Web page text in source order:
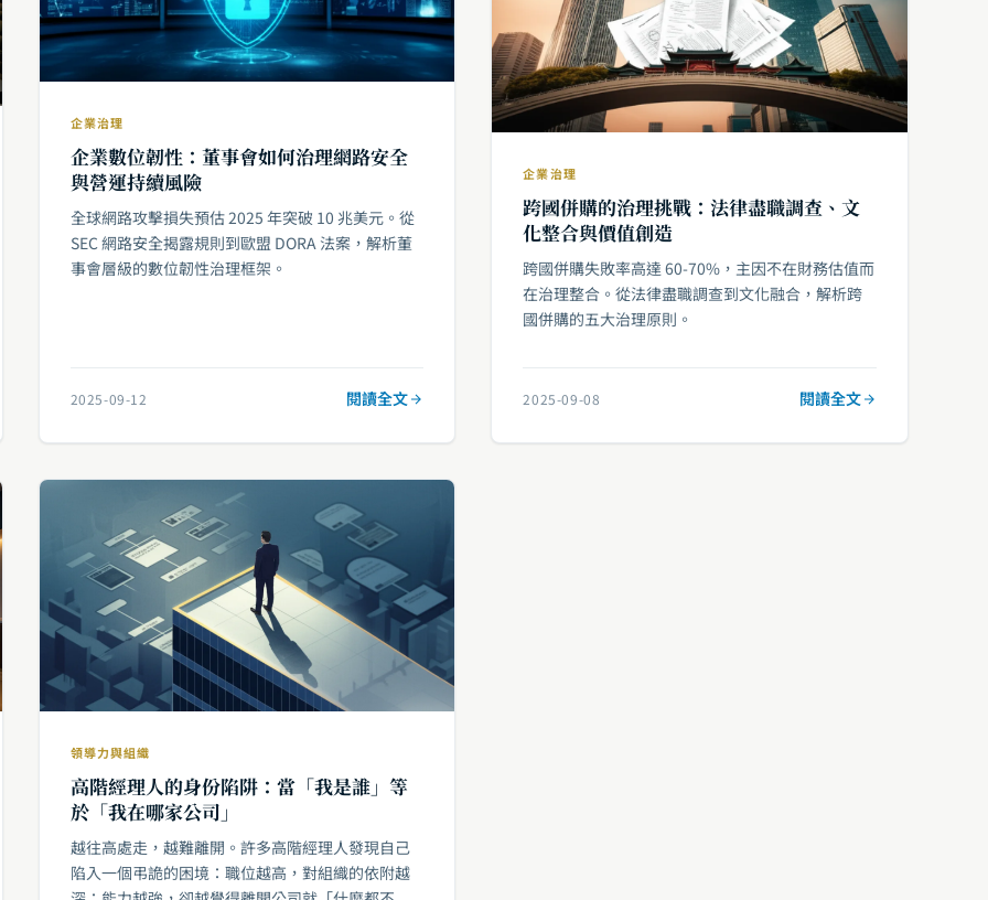
企業治理
企業數位韌性：董事會如何治理網路安全
與營運持續風險
全球網路攻擊損失預估 2025 年突破 10 兆美元。從
SEC 網路安全揭露規則到歐盟 DORA 法案，解析董
事會層級的數位韌性治理框架。
2025-09-12 閱讀全文
企業治理
跨國併購的治理挑戰：法律盡職調查、文
化整合與價值創造
跨國併購失敗率高達 60-70%，主因不在財務估值而
在治理整合。從法律盡職調查到文化融合，解析跨
國併購的五大治理原則。
2025-09-08 閱讀全文
領導力與組織
高階經理人的身份陷阱：當「我是誰」等
於「我在哪家公司」
越往高處走，越難離開。許多高階經理人發現自己
陷入一個弔詭的困境：職位越高，對組織的依附越